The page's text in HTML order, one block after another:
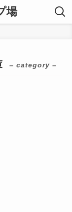
場
– category –